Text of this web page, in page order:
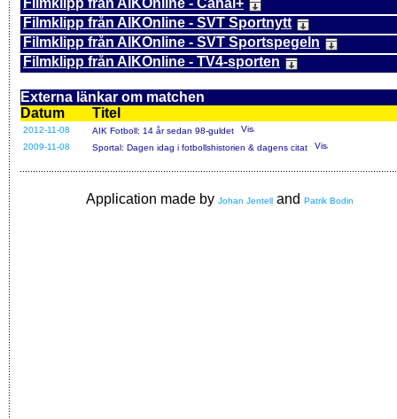
Filmklipp från AIKOnline - Canal+
Filmklipp från AIKOnline - SVT Sportnytt
Filmklipp från AIKOnline - SVT Sportspegeln
Filmklipp från AIKOnline - TV4-sporten
Externa länkar om matchen
Datum
Titel
2012-11-08
AIK Fotboll: 14 år sedan 98-guldet
2009-11-08
Sportal: Dagen idag i fotbollshistorien & dagens citat
Application made by Johan Jentell and Patrik Bodin